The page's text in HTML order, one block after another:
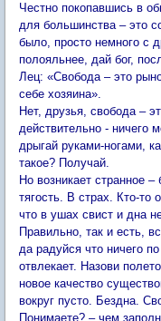
Честно покопавшись в
для большинства – это
было, просто немного с
полояльнее, дай бог,
Лец: «Свобода – это
себе хозяина».
Нет, друзья, свобода –
действительно - ничего
дрыгай руками-ногами,
такое? Получай.
Но возникает странное
тягость. В страх. Кто-то
что в ушах свист и дна
Правильно, так и есть,
да радуйся что ничего
отвлекает. Назови
новое качество
вокруг пусто. Бездна.
Понимаете? – чем